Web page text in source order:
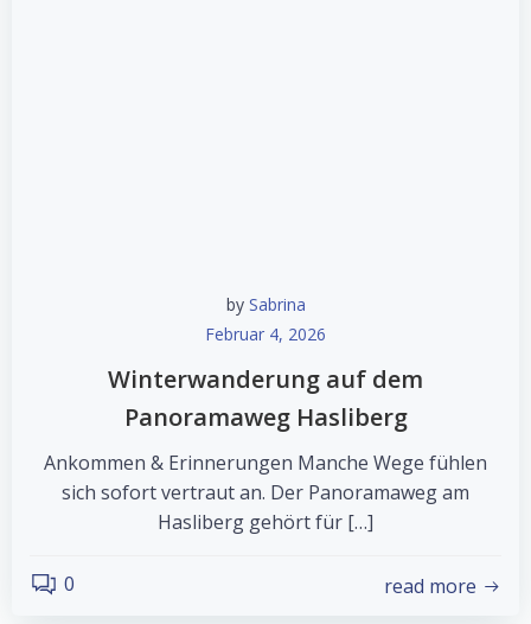
by Sabrina
Februar 4, 2026
Winterwanderung auf dem
Panoramaweg Hasliberg
Ankommen & Erinnerungen Manche Wege fühlen
sich sofort vertraut an. Der Panoramaweg am
Hasliberg gehört für […]
0 read more